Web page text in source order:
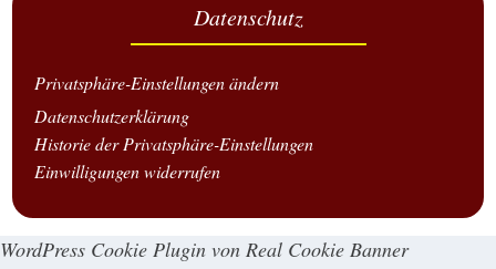
Datenschutz
Privatsphäre-Einstellungen ändern
Datenschutzerklärung
Historie der Privatsphäre-Einstellungen
Einwilligungen widerrufen
WordPress Cookie Plugin von Real Cookie Banner